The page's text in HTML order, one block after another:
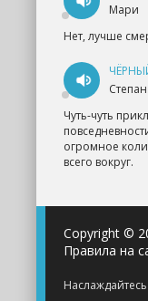
Мари
Нет, лучше
Степан
Чуть-чуть
огромное
всего вокруг.
Copyright ©
Правила на